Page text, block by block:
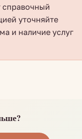
справочный
уточняйте
и наличие услуг